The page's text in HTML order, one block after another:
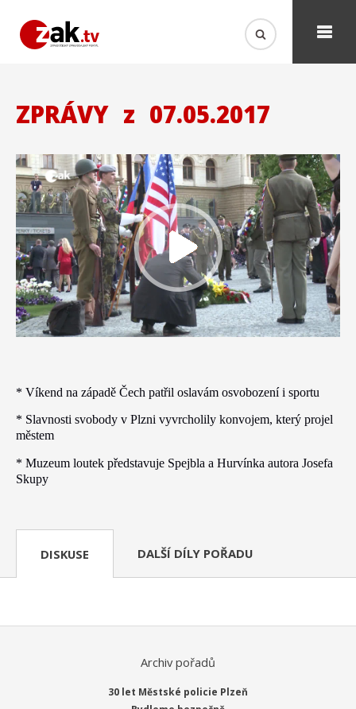
ZPRÁVY z 07.05.2017
* Víkend na západě Čech patřil oslavám osvobození i sportu
* Slavnosti svobody v Plzni vyvrcholily konvojem, který projel
městem
* Muzeum loutek představuje Spejbla a Hurvínka autora Josefa
Skupy
DISKUSE DALŠÍ DÍLY POŘADU
Archiv pořadů
30 let Městské policie Plzeň